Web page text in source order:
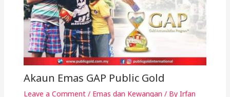
Akaun Emas GAP Public Gold
Leave a Comment / Emas dan Kewangan / By Irfan